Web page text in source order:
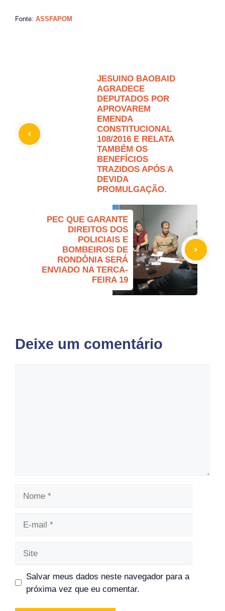
Fonte: ASSFAPOM
JESUINO BAOBAID
AGRADECE
DEPUTADOS POR
APROVAREM
EMENDA
CONSTITUCIONAL
108/2016 E RELATA
TAMBÉM OS
BENEFÍCIOS
TRAZIDOS APÓS A
DEVIDA
PROMULGAÇÃO.
PEC QUE GARANTE
DIREITOS DOS
POLICIAIS E
BOMBEIROS DE
RONDÔNIA SERÁ
ENVIADO NA TERCA-
FEIRA 19
Deixe um comentário
Salvar meus dados neste navegador para a
próxima vez que eu comentar.